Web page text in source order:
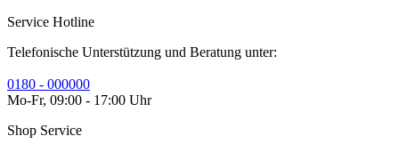
Service Hotline
Telefonische Unterstützung und Beratung unter:
0180 - 000000
Mo-Fr, 09:00 - 17:00 Uhr
Shop Service